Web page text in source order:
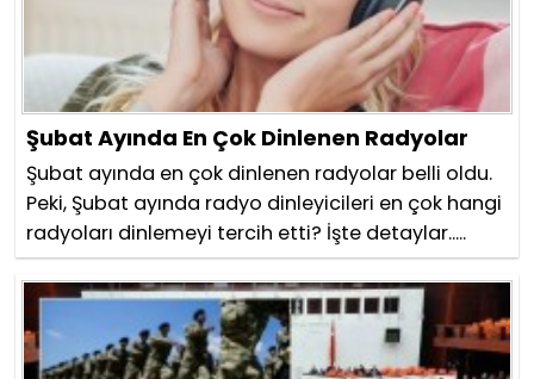
Şubat Ayında En Çok Dinlenen Radyolar
Şubat ayında en çok dinlenen radyolar belli oldu.
Peki, Şubat ayında radyo dinleyicileri en çok hangi
radyoları dinlemeyi tercih etti? İşte detaylar.....